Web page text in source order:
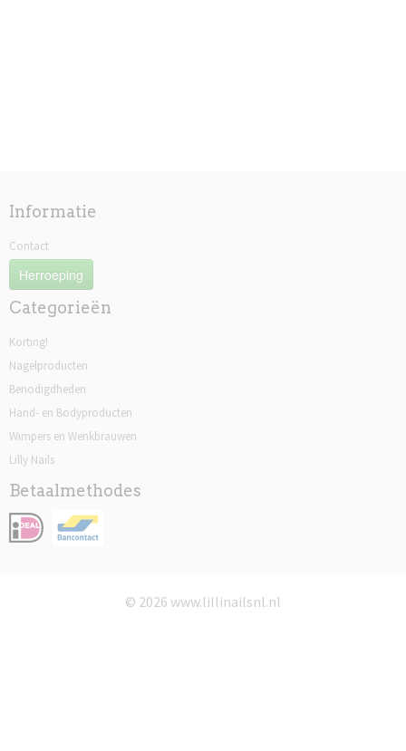
Informatie
Contact
Herroeping
Categorieën
Korting!
Nagelproducten
Benodigdheden
Hand- en Bodyproducten
Wimpers en Wenkbrauwen
Lilly Nails
Betaalmethodes
© 2026 www.lillinailsnl.nl